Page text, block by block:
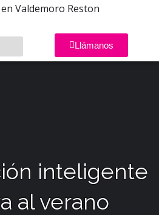
Llámanos
inteligente
al verano